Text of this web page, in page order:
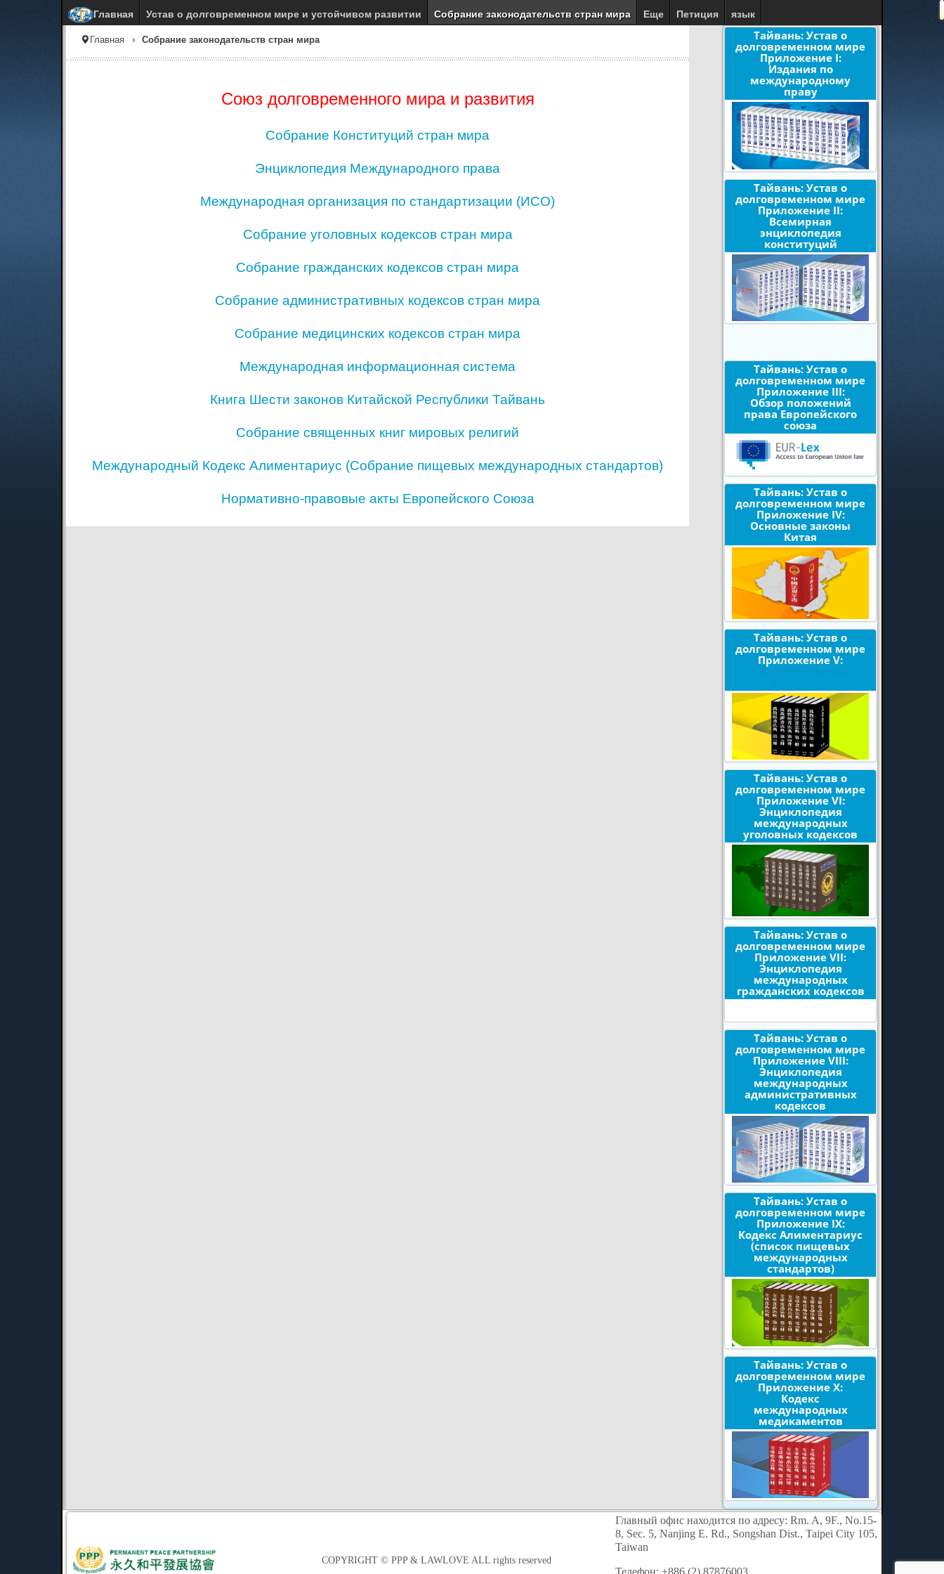
Главная Устав о долговременном мире и устойчивом развитии Собрание законодательств стран мира Еще Петиция язык
Главная Собрание законодательств стран мира
Союз долговременного мира и развития
Собрание Конституций стран мира
Энциклопедия Международного права
Международная организация по стандартизации (ИСО)
Собрание уголовных кодексов стран мира
Собрание гражданских кодексов стран мира
Собрание административных кодексов стран мира
Собрание медицинских кодексов стран мира
Международная информационная система
Книга Шести законов Китайской Республики Тайвань
Собрание священных книг мировых религий
Международный Кодекс Алиментариус (Собрание пищевых международных стандартов)
Нормативно-правовые акты Европейского Союза
Тайвань: Устав о
долговременном мире
Приложение I:
Издания по
международному
праву
Тайвань: Устав о
долговременном мире
Приложение II:
Всемирная
энциклопедия
конституций
Тайвань: Устав о
долговременном мире
Приложение III:
Обзор положений
права Европейского
союза
Тайвань: Устав о
долговременном мире
Приложение IV:
Основные законы
Китая
Тайвань: Устав о
долговременном мире
Приложение V:
Издания по мировым
Тайвань: Устав о
долговременном мире
Приложение VI:
Энциклопедия
международных
уголовных кодексов
Тайвань: Устав о
долговременном мире
Приложение VII:
Энциклопедия
международных
гражданских кодексов
Тайвань: Устав о
долговременном мире
Приложение VIII:
Энциклопедия
международных
административных
кодексов
Тайвань: Устав о
долговременном мире
Приложение IX:
Кодекс Алиментариус
(список пищевых
международных
стандартов)
Тайвань: Устав о
долговременном мире
Приложение X:
Кодекс
международных
медикаментов
COPYRIGHT © PPP & LAWLOVE ALL rights reserved
Главный офис находится по адресу: Rm. A, 9F., No.15-
8, Sec. 5, Nanjing E. Rd., Songshan Dist., Taipei City 105,
Taiwan
Телефон: +886 (2) 87876003